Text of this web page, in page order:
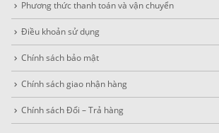
Phương thức thanh toán và vận chuyển
Điều khoản sử dụng
Chính sách bảo mật
Chính sách giao nhận hàng
Chính sách Đổi – Trả hàng